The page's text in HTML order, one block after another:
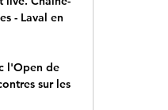
- Laval en
l'Open de
sur les